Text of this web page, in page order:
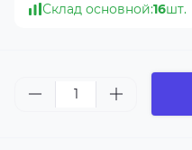
Склад основной:16шт.